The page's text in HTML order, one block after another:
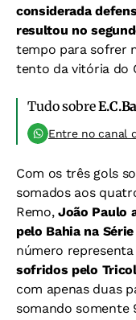
considerada
resultou no
tempo para sofrer
tento da vitória do
Tudo sobre
Entre no canal
Com os três gols
somados aos
Remo,João Paulo
pelo Bahia na
número
sofridos pelo
com apenas duas
somando